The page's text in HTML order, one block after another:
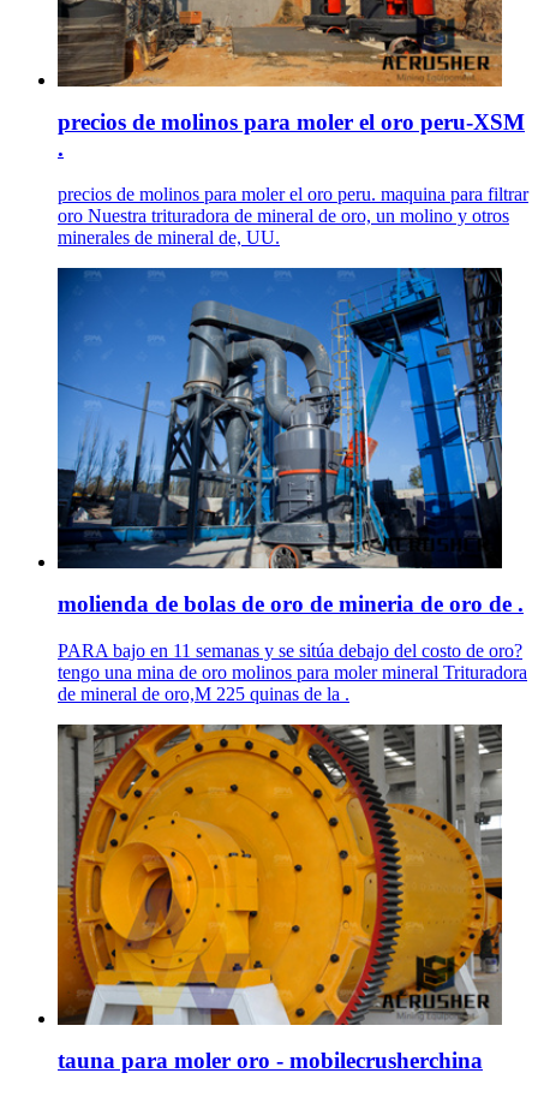
precios de molinos para moler el oro peru-XSM
.
precios de molinos para moler el oro peru. maquina para filtrar
oro Nuestra trituradora de mineral de oro, un molino y otros
minerales de mineral de, UU.
molienda de bolas de oro de mineria de oro de .
PARA bajo en 11 semanas y se sitúa debajo del costo de oro?
tengo una mina de oro molinos para moler mineral Trituradora
de mineral de oro,M 225 quinas de la .
tauna para moler oro - mobilecrusherchina